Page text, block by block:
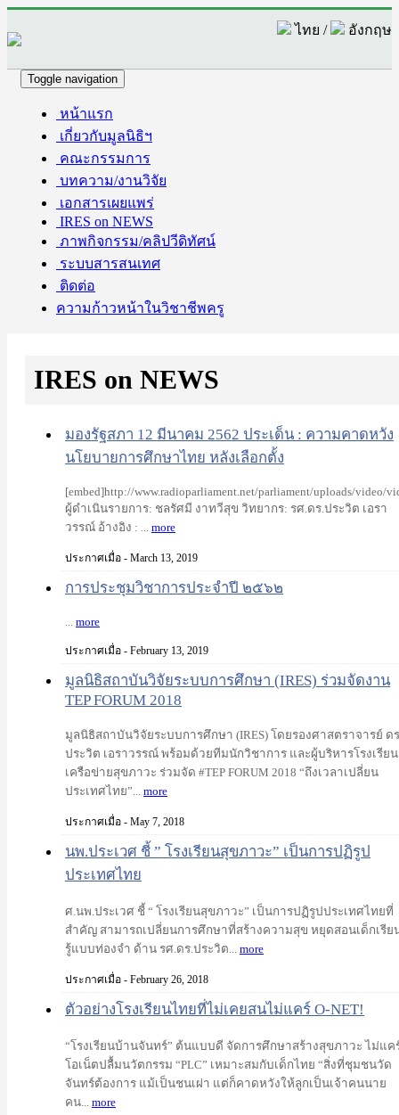
ไทย / อังกฤษ
Toggle navigation
หน้าแรก
เกี่ยวกับมูลนิธิฯ
คณะกรรมการ
บทความ/งานวิจัย
เอกสารเผยแพร่
IRES on NEWS
ภาพกิจกรรม/คลิปวีดิทัศน์
ระบบสารสนเทศ
ติดต่อ
ความก้าวหน้าในวิชาชีพครู
IRES on NEWS
มองรัฐสภา 12 มีนาคม 2562 ประเด็น : ความคาดหวัง
นโยบายการศึกษาไทย หลังเลือกตั้ง
[embed]http://www.radioparliament.net/parliament/uploads/video/
ผู้ดำเนินรายการ: ชลรัศมี งาทวีสุข วิทยากร: รศ.ดร.ประวิต เอรา
วรรณ์ อ้างอิง : ... more
ประกาศเมื่อ - March 13, 2019
การประชุมวิชาการประจำปี ๒๕๖๒
... more
ประกาศเมื่อ - February 13, 2019
มูลนิธิ​สถาบัน​วิจัย​ระบบ​การศึกษา​ (IRES)​ ร่วมจัดงาน
TEP FORUM 2018
มูลนิธิ​สถาบัน​วิจัย​ระบบ​การศึกษา​ (IRES)​ โดยรอง​ศาสตรา​จารย์ ด
ประวิต​ เอราวรรณ์​ พร้อมด้วยทีมนักวิชาการ​ และผู้บริหารโรงเรียน
เครือ​ข่ายสุขภาวะ​ ร่วมจัด #TEP FORUM 2018 “ถึงเวลาเปลี่ยน
ประเทศไทย”... more
ประกาศเมื่อ - May 7, 2018
นพ.ประเวศ ชี้ ” โรงเรียนสุขภาวะ” เป็นการปฏิรูป
ประเทศไทย
ศ.นพ.ประเวศ ชี้ “ โรงเรียนสุขภาวะ” เป็นการปฏิรูปประเทศไทยที่
สำคัญ สามารถเปลี่ยนการศึกษาที่สร้างความสุข หยุดสอนเด็กเรีย
รู้แบบท่องจำ ด้าน รศ.ดร.ประวิต... more
ประกาศเมื่อ - February 26, 2018
ตัวอย่างโรงเรียนไทยที่ไม่เคยสนไม่แคร์ O-NET!
“โรงเรียนบ้านจันทร์” ต้นแบบดี จัดการศึกษาสร้างสุขภาวะ ไม่แค
โอเน็ตปลื้มนวัตกรรม “PLC” เหมาะสมกับเด็กไทย “สิ่งที่ชุมชนวัด
จันทร์ต้องการ แม้เป็นชนเผ่า แต่ก็คาดหวังให้ลูกเป็นเจ้าคนนาย
คน... more